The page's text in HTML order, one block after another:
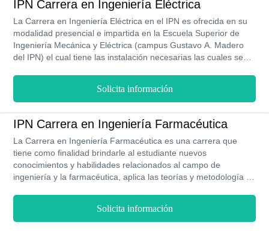
mejor universidad pública de México y consta de 10 semestres
y de una modalidad escolarizada.
IPN Carrera en Ingeniería Eléctrica
La Carrera en Ingeniería Eléctrica en el IPN es ofrecida en su
modalidad presencial e impartida en la Escuela Superior de
Ingeniería Mecánica y Eléctrica (campus Gustavo A. Madero
del IPN) el cual tiene las instalación necesarias las cuales se
el conocimiento y las técnicas que le sirvan para aplicar la
ingeniería en cualquier ámbito de la electricidad y la
electrónica.
Solicita información
IPN Carrera en Ingeniería Farmacéutica
La Carrera en Ingeniería Farmacéutica es una carrera que
tiene como finalidad brindarle al estudiante nuevos
conocimientos y habilidades relacionados al campo de
ingeniería y la farmacéutica, aplica las teorías y metodología en
el IPN te ofrecen los mejores profesores, planes educativos e
instalaciones para que puedas aprender lo necesario de esta
Solicita información